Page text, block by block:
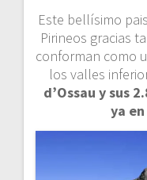
Este bellísimo
Pirineos gracias
conforman como
los valles
d’Ossau y sus
ya